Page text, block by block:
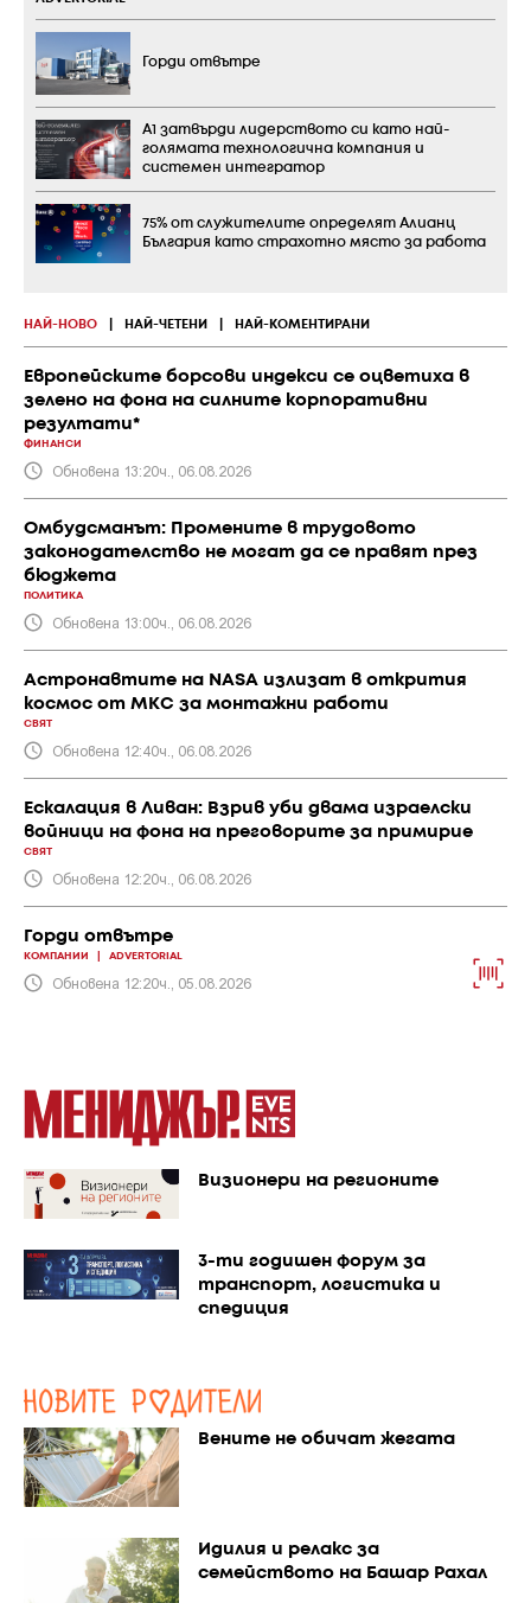
НАЙ-НОВО НАЙ-ЧЕТЕНИ НАЙ-КОМЕНТИРАНИ
Европейските борсови индекси се оцветиха в
зелено на фона на силните корпоративни
резултати*
ФИНАНСИ
Обновена 13:20ч., 06.08.2026
Омбудсманът: Промените в трудовото
законодателство не могат да се правят през
бюджета
ПОЛИТИКА
Обновена 13:00ч., 06.08.2026
Астронавтите на NASA излизат в открития
космос от МКС за монтажни работи
СВЯТ
Обновена 12:40ч., 06.08.2026
Ескалация в Ливан: Взрив уби двама израелски
войници на фона на преговорите за примирие
СВЯТ
Обновена 12:20ч., 06.08.2026
Горди отвътре
КОМПАНИИ ADVERTORIAL
Обновена 12:20ч., 05.08.2026
Горди отвътре
А1 затвърди лидерството си като най-
голямата технологична компания и
системен интегратор
75% от служителите определят Алианц
България като страхотно място за работа
Визионери на регионите
3-ти годишен форум за
транспорт, логистика и
спедиция
Вените не обичат жегата
Идилия и релакс за
семейството на Башар Рахал